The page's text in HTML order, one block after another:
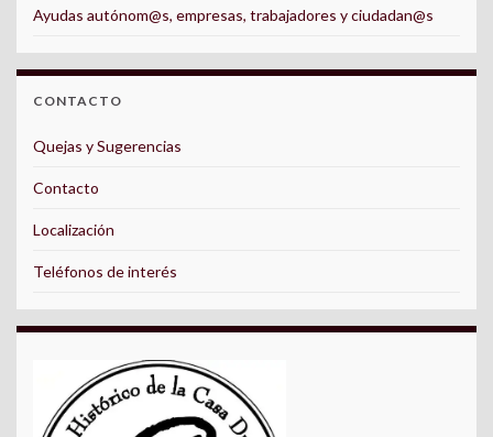
Ayudas autónom@s, empresas, trabajadores y ciudadan@s
CONTACTO
Quejas y Sugerencias
Contacto
Localización
Teléfonos de interés